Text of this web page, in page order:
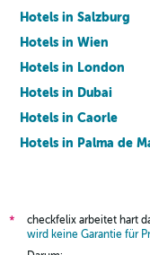
Hotels in Salzburg
Hotels in Wien
Hotels in London
Hotels in Dubai
Hotels in Caorle
Hotels in Palma de
*
checkfelix arbeitet hart
wird keine Garantie für